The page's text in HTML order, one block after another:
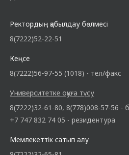
Ректордың қабылдау бөлмесі
8(7222)52-22-51
Кеңсе
8(7222)56-97-55 (1018) - тел/факс
Университетке оқуға түсу
8(7222)32-61-80, 8(778)008-57-56 -
+7 747 832 74 05 - резидентура
Мемлекеттік сатып алу